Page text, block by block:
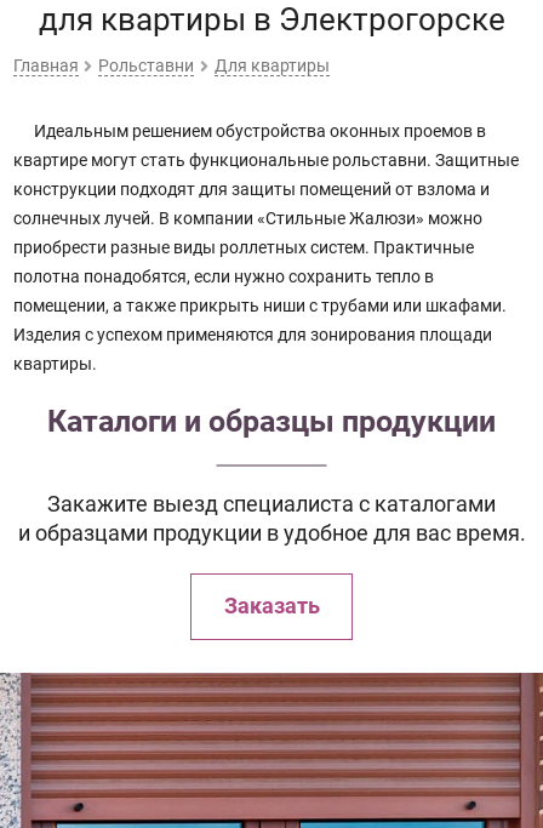
для квартиры в Электрогорске
Главная Рольставни Для квартиры
Идеальным решением обустройства оконных проемов в
квартире могут стать функциональные рольставни. Защитные
конструкции подходят для защиты помещений от взлома и
солнечных лучей. В компании «Стильные Жалюзи» можно
приобрести разные виды роллетных систем. Практичные
полотна понадобятся, если нужно сохранить тепло в
помещении, а также прикрыть ниши с трубами или шкафами.
Изделия с успехом применяются для зонирования площади
квартиры.
Каталоги и образцы продукции
Закажите выезд специалиста с каталогами
и образцами продукции в удобное для вас время.
Заказать